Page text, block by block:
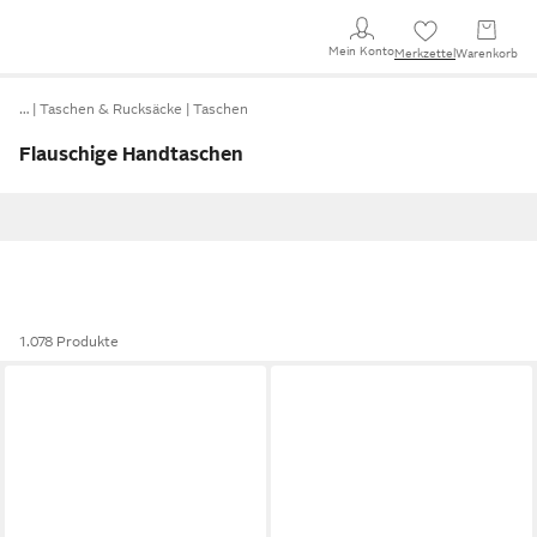
Mein KontoMerkzettel Warenkorb
… Taschen & Rucksäcke Taschen
Flauschige Handtaschen
1.078 Produkte